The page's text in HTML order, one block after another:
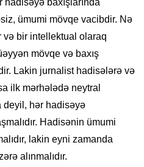
ümumi mövqe vacibdir. Nə
və bir intellektual olaraq
mövqe və baxış
Lakin jurnalist hadisələrə və
ilk mərhələdə neytral
deyil, hər hadisəyə
Hadisənin ümumi
lakin eyni zamanda
alınmalıdır.